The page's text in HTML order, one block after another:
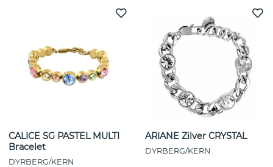
CALICE SG PASTEL MULTI
Bracelet
DYRBERG/KERN
ARIANE Zilver CRYSTAL
DYRBERG/KERN